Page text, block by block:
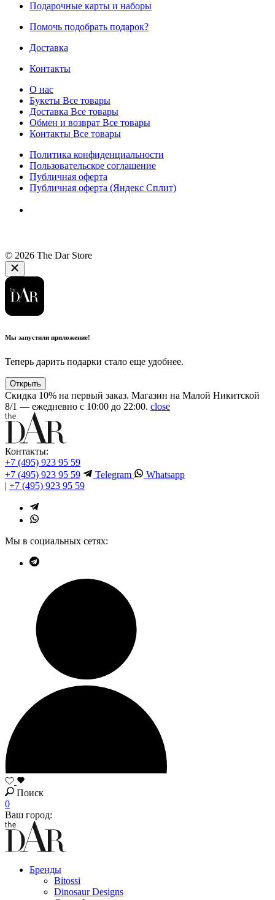
Подарочные карты и наборы
Помочь подобрать подарок?
Доставка
Контакты
О нас
Букеты Все товары
Доставка Все товары
Обмен и возврат Все товары
Контакты Все товары
Политика конфиденциальности
Пользовательское соглашение
Публичная оферта
Публичная оферта (Яндекс Сплит)
© 2026 The Dar Store
Мы запустили приложение!
Теперь дарить подарки стало еще удобнее.
Открыть
Скидка 10% на первый заказ. Магазин на Малой Никитской
8/1 — ежедневно с 10:00 до 22:00. close
Контакты:
+7 (495) 923 95 59
+7 (495) 923 95 59
Telegram
Whatsapp
| +7 (495) 923 95 59
Мы в социальных сетях:
Поиск
0
Ваш город:
Бренды
Bitossi
Dinosaur Designs